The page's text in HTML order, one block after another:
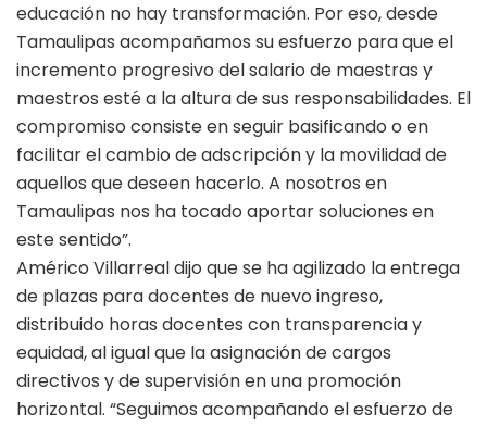
educación no hay transformación. Por eso, desde
Tamaulipas acompañamos su esfuerzo para que el
incremento progresivo del salario de maestras y
maestros esté a la altura de sus responsabilidades. El
compromiso consiste en seguir basificando o en
facilitar el cambio de adscripción y la movilidad de
aquellos que deseen hacerlo. A nosotros en
Tamaulipas nos ha tocado aportar soluciones en
este sentido”.
Américo Villarreal dijo que se ha agilizado la entrega
de plazas para docentes de nuevo ingreso,
distribuido horas docentes con transparencia y
equidad, al igual que la asignación de cargos
directivos y de supervisión en una promoción
horizontal. “Seguimos acompañando el esfuerzo de